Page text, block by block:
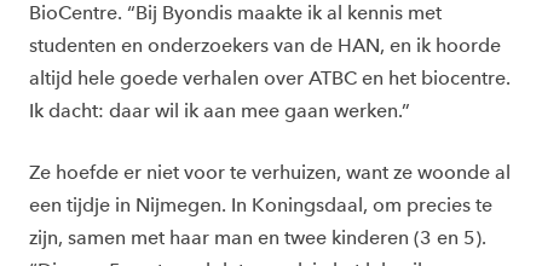
BioCentre. “Bij Byondis maakte ik al kennis met
studenten en onderzoekers van de HAN, en ik hoorde
altijd hele goede verhalen over ATBC en het biocentre.
Ik dacht: daar wil ik aan mee gaan werken.”
Ze hoefde er niet voor te verhuizen, want ze woonde al
een tijdje in Nijmegen. In Koningsdaal, om precies te
zijn, samen met haar man en twee kinderen (3 en 5).